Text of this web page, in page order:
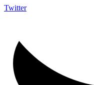
Twitter